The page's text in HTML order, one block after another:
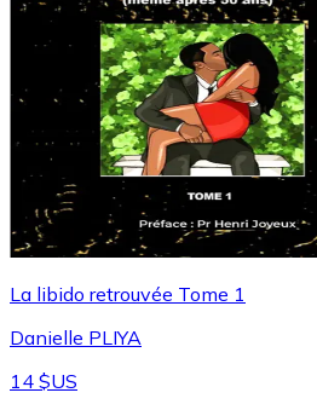
La libido retrouvée Tome 1
Danielle PLIYA
14 $US